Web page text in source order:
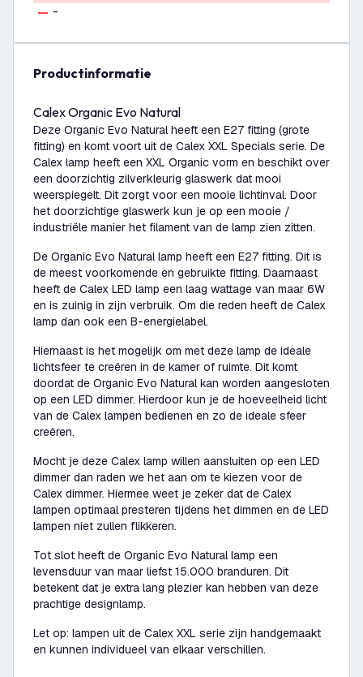
-
productinformatie
Calex Organic Evo Natural
Deze Organic Evo Natural heeft een E27 fitting (grote
fitting) en komt voort uit de Calex XXL Specials serie. De
Calex lamp heeft een XXL Organic vorm en beschikt over
een doorzichtig zilverkleurig glaswerk dat mooi
weerspiegelt. Dit zorgt voor een mooie lichtinval. Door
het doorzichtige glaswerk kun je op een mooie /
industriële manier het filament van de lamp zien zitten.
De Organic Evo Natural lamp heeft een E27 fitting. Dit is
de meest voorkomende en gebruikte fitting. Daarnaast
heeft de Calex LED lamp een laag wattage van maar 6W
en is zuinig in zijn verbruik. Om die reden heeft de Calex
lamp dan ook een B-energielabel.
Hiernaast is het mogelijk om met deze lamp de ideale
lichtsfeer te creëren in de kamer of ruimte. Dit komt
doordat de Organic Evo Natural kan worden aangesloten
op een LED dimmer. Hierdoor kun je de hoeveelheid licht
van de Calex lampen bedienen en zo de ideale sfeer
creëren.
Mocht je deze Calex lamp willen aansluiten op een LED
dimmer dan raden we het aan om te kiezen voor de
Calex dimmer. Hiermee weet je zeker dat de Calex
lampen optimaal presteren tijdens het dimmen en de LED
lampen niet zullen flikkeren.
Tot slot heeft de Organic Evo Natural lamp een
levensduur van maar liefst 15.000 branduren. Dit
betekent dat je extra lang plezier kan hebben van deze
prachtige designlamp.
Let op: lampen uit de Calex XXL serie zijn handgemaakt
en kunnen individueel van elkaar verschillen.